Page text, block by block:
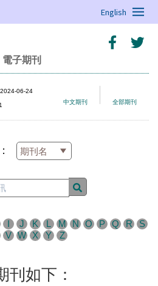
English
電子期刊
中文期刊 全部期刊
2024-06-24
I J K L M N O P Q R
S
V W X Y Z
刊如下：